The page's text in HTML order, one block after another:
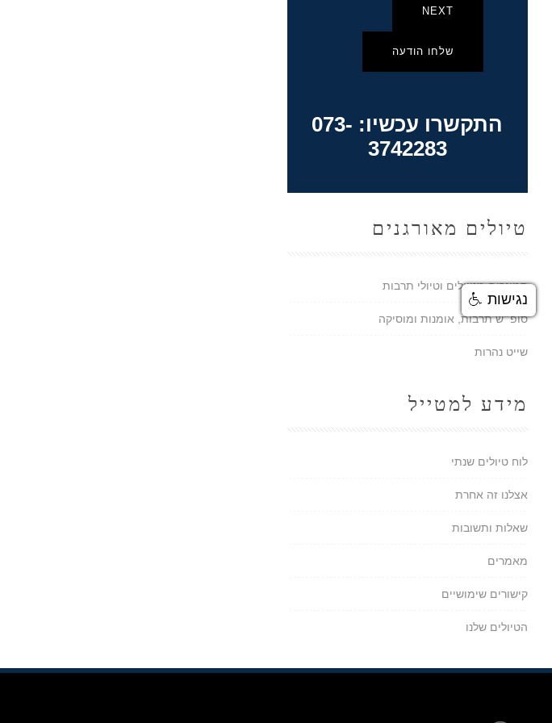
NEXT
שלחו הודעה
התקשרו עכשיו: 073-
3742283
טיולים מאורגנים
סמינרים מטיילים וטיולי תרבות
סופ״ש תרבות, אומנות ומוסיקה
שייט נהרות
מידע למטייל
לוח טיולים שנתי
אצלנו זה אחרת
שאלות ותשובות
מאמרים
קישורים שימושיים
הטיולים שלנו
נגישות